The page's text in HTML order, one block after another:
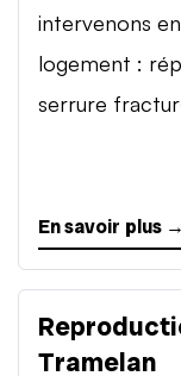
intervenons
logement :
serrure
En savoir plus →
Tramelan